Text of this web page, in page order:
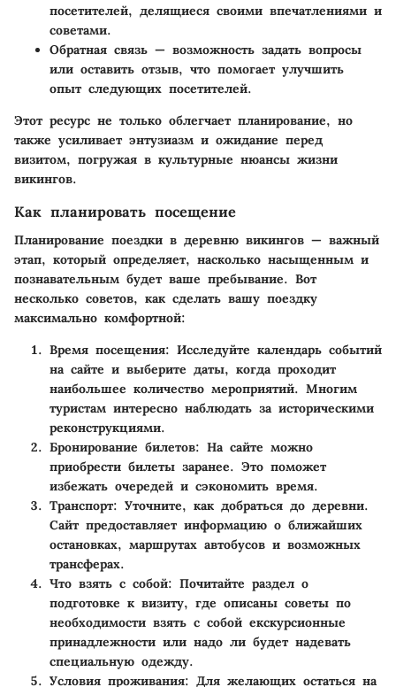
посетителей, делящиеся своими впечатлениями и
советами.
Обратная связь — возможность задать вопросы
или оставить отзыв, что помогает улучшить
опыт следующих посетителей.
Этот ресурс не только облегчает планирование, но
также усиливает энтузиазм и ожидание перед
визитом, погружая в культурные нюансы жизни
викингов.
Как планировать посещение
Планирование поездки в деревню викингов — важный
этап, который определяет, насколько насыщенным и
познавательным будет ваше пребывание. Вот
несколько советов, как сделать вашу поездку
максимально комфортной:
Время посещения: Исследуйте календарь событий
на сайте и выберите даты, когда проходит
наибольшее количество мероприятий. Многим
туристам интересно наблюдать за историческими
реконструкциями.
Бронирование билетов: На сайте можно
приобрести билеты заранее. Это поможет
избежать очередей и сэкономить время.
Транспорт: Уточните, как добраться до деревни.
Сайт предоставляет информацию о ближайших
остановках, маршрутах автобусов и возможных
трансферах.
Что взять с собой: Почитайте раздел о
подготовке к визиту, где описаны советы по
необходимости взять с собой екскурсионные
принадлежности или надо ли будет надевать
специальную одежду.
Условия проживания: Для желающих остаться на